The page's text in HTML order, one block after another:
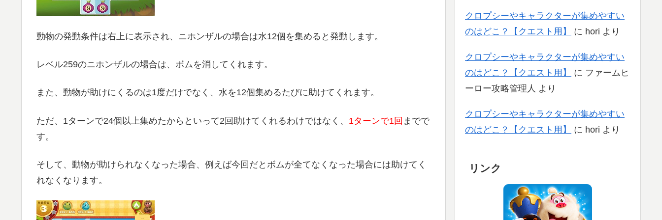
動物の発動条件は右上に表示され、ニホンザルの場合は水12個を集めると発動します。
レベル259のニホンザルの場合は、ボムを消してくれます。
また、動物が助けにくるのは1度だけでなく、水を12個集めるたびに助けてくれます。
ただ、1ターンで24個以上集めたからといって2回助けてくれるわけではなく、 1ターンで1回 までで
す。
そして、動物が助けられなくなった場合、例えば今回だとボムが全てなくなった場合には助けてく
れなくなります。
クロプシーやキャラクターが集めやすい
のはどこ？【クエスト用】
に hori より
クロプシーやキャラクターが集めやすい
のはどこ？【クエスト用】
に ファームヒ
ーロー攻略管理人 より
クロプシーやキャラクターが集めやすい
のはどこ？【クエスト用】
に hori より
リンク